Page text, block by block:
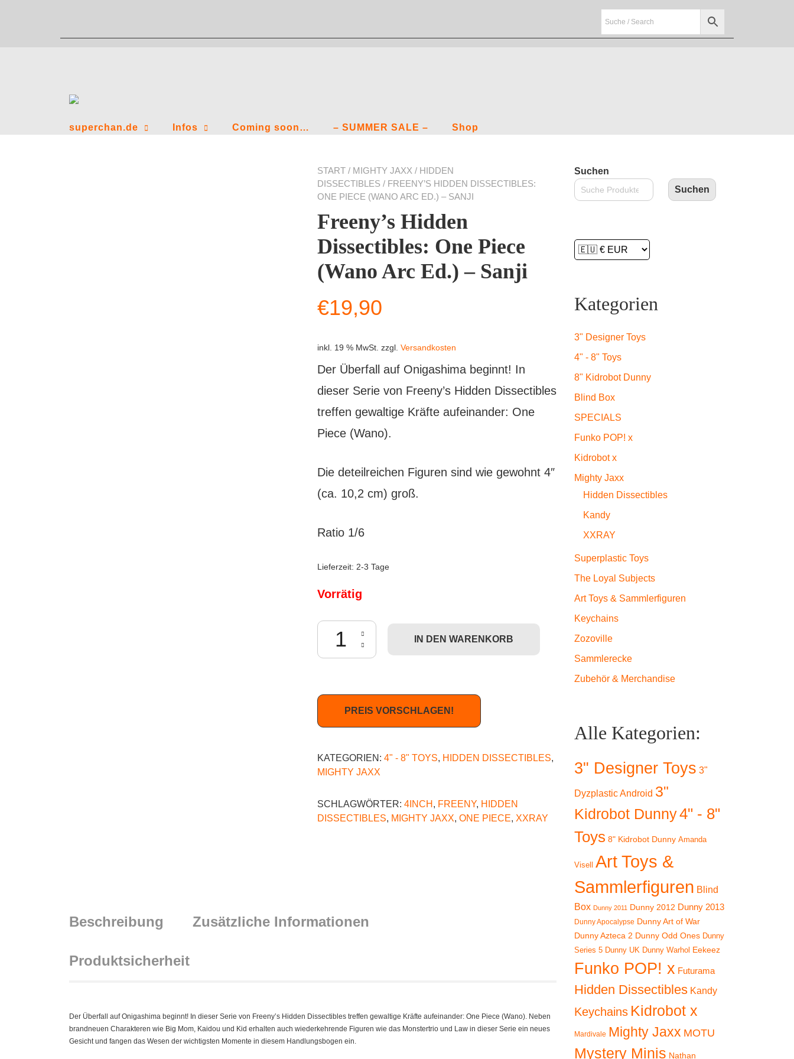
superchan.de Infos Coming soon… – SUMMER SALE – Shop
START / MIGHTY JAXX / HIDDEN
DISSECTIBLES / FREENY’S HIDDEN DISSECTIBLES:
ONE PIECE (WANO ARC ED.) – SANJI
Freeny’s Hidden
Dissectibles: One Piece
(Wano Arc Ed.) – Sanji
€19,90
inkl. 19 % MwSt. zzgl. Versandkosten
Der Überfall auf Onigashima beginnt! In
dieser Serie von Freeny’s Hidden Dissectibles
treffen gewaltige Kräfte aufeinander: One
Piece (Wano).
Die deteilreichen Figuren sind wie gewohnt 4″
(ca. 10,2 cm) groß.
Ratio 1/6
Lieferzeit: 2-3 Tage
Vorrätig
Freeny's Hidden Dissectibles: One Piece (Wano Arc Ed.) - Sanji Menge
IN DEN WARENKORB
PREIS VORSCHLAGEN!
KATEGORIEN: 4" - 8" TOYS, HIDDEN DISSECTIBLES,
MIGHTY JAXX
SCHLAGWÖRTER: 4INCH , FREENY, HIDDEN
DISSECTIBLES, MIGHTY JAXX, ONE PIECE, XXRAY
Beschreibung Zusätzliche Informationen
Produktsicherheit
Der Überfall auf Onigashima beginnt! In dieser Serie von Freeny’s Hidden Dissectibles treffen gewaltige Kräfte aufeinander: One Piece (Wano). Neben
brandneuen Charakteren wie Big Mom, Kaidou und Kid erhalten auch wiederkehrende Figuren wie das Monstertrio und Law in dieser Serie ein neues
Gesicht und fangen das Wesen der wichtigsten Momente in diesem Handlungsbogen ein.
Suchen
Suchen
Kategorien
3" Designer Toys
4" - 8" Toys
8" Kidrobot Dunny
Blind Box
SPECIALS
Funko POP! x
Kidrobot x
Mighty Jaxx
Hidden Dissectibles
Kandy
XXRAY
Superplastic Toys
The Loyal Subjects
Art Toys & Sammlerfiguren
Keychains
Zozoville
Sammlerecke
Zubehör & Merchandise
Alle Kategorien:
3" Designer Toys 3"
Dyzplastic Android 3"
Kidrobot Dunny4" - 8"
Toys 8" Kidrobot Dunny Amanda
Visell
Art Toys &
Sammlerfiguren Blind
Box Dunny 2011 Dunny 2012 Dunny 2013
Dunny Apocalypse Dunny Art of War
Dunny Azteca 2 Dunny Odd Ones Dunny
Series 5 Dunny UK Dunny Warhol Eekeez
Funko POP! x Futurama
Hidden Dissectibles Kandy
Keychains Kidrobot x
Mardivale Mighty Jaxx MOTU
Mystery Minis Nathan